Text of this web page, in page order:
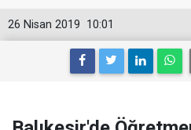
10:01
26 Nisan 2019